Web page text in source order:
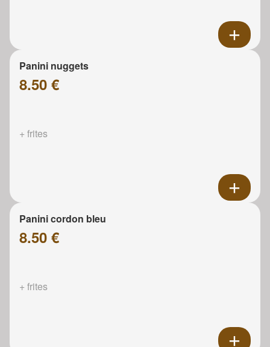
Panini nuggets
8.50 €
+ frites
Panini cordon bleu
8.50 €
+ frites